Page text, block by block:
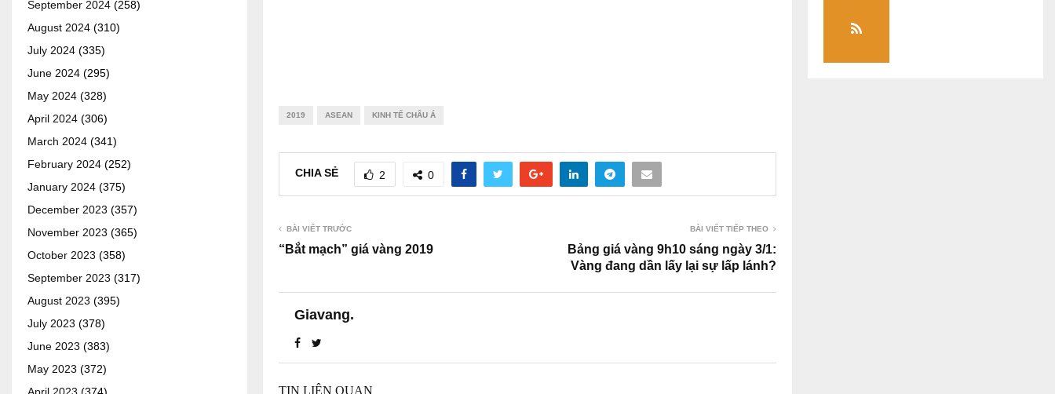
2019 ASEAN KINH TẾ CHÂU Á
CHIA SẺ 2 0
BÀI VIẾT TRƯỚC
“Bắt mạch” giá vàng 2019
BÀI VIẾT TIẾP THEO
Bảng giá vàng 9h10 sáng ngày 3/1:
Vàng đang dần lấy lại sự lấp lánh?
Giavang.
TIN LIÊN QUAN
September 2024 (258)
August 2024 (310)
July 2024 (335)
June 2024 (295)
May 2024 (328)
April 2024 (306)
March 2024 (341)
February 2024 (252)
January 2024 (375)
December 2023 (357)
November 2023 (365)
October 2023 (358)
September 2023 (317)
August 2023 (395)
July 2023 (378)
June 2023 (383)
May 2023 (372)